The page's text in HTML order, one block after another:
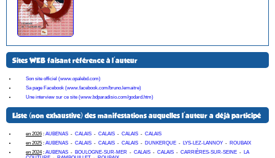
Sites WEB faisant référence à l'auteur
Son site officiel (www.opalebd.com)
Sa page Facebook (www.facebook.com/bruno.lemaitre)
Une interview sur ce site (www.bdparadisio.com/godard.htm)
Liste (non exhaustive) des manifestations auquelles l'auteur a déjà participé
en 2026 : AUBENAS - CALAIS - CALAIS - CALAIS - CALAIS
en 2025 : AUBENAS - CALAIS - CALAIS - CALAIS - DUNKERQUE - LYS-LEZ-LANNOY - ROUBAIX
en 2024: AUBENAS - BOULOGNE-SUR-MER - CALAIS - CALAIS - CARRIÈRES-SUR-SEINE -
LA